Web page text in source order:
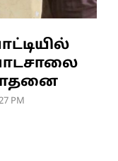
PM